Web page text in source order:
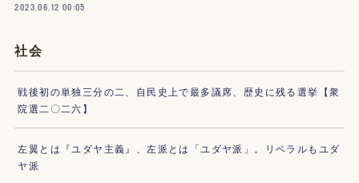
2023.06.12 00:05
社会
戦後初の単独三分の二、自民史上で最多議席、歴史に残る選挙【衆
院選二〇二六】
左翼とは『ユダヤ主義』、左派とは「ユダヤ派」。リベラルもユダ
ヤ派